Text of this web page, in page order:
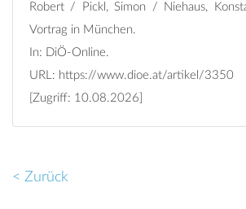
Robert / Pickl, Simon / Niehaus,
Vortrag in München.
In: DiÖ-Online.
URL: https://www.dioe.at/artikel/3350
[Zugriff: 10.08.2026]
< Zurück